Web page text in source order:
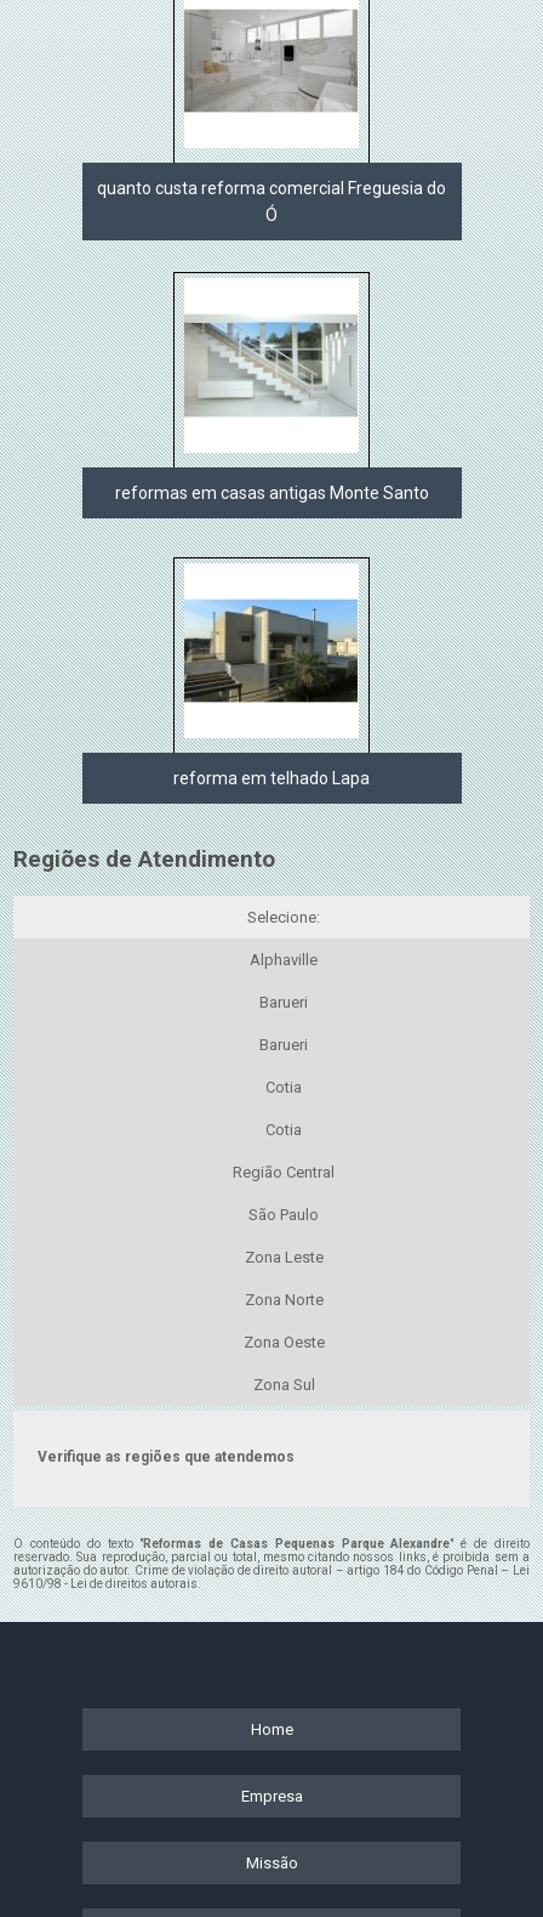
quanto custa reforma comercial Freguesia do
Ó
reformas em casas antigas Monte Santo
reforma em telhado Lapa
Regiões de Atendimento
Selecione:
Alphaville
Barueri
Barueri
Cotia
Cotia
Região Central
São Paulo
Zona Leste
Zona Norte
Zona Oeste
Zona Sul
Verifique as regiões que atendemos
O conteúdo do texto "Reformas de Casas Pequenas Parque Alexandre" é de direito
reservado. Sua reprodução, parcial ou total, mesmo citando nossos links, é proibida sem a
autorização do autor. Crime de violação de direito autoral – artigo 184 do Código Penal –Lei
9610/98 - Lei de direitos autorais.
Home
Empresa
Missão